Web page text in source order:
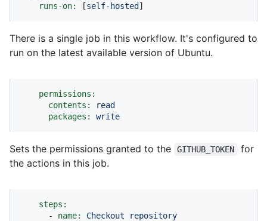
runs-on:
[self-hosted ]
There is a single job in this workflow. It's configured to
run on the latest available version of Ubuntu.
permissions:
contents:
read
packages:
write
Sets the permissions granted to the GITHUB_TOKEN
for
the actions in this job.
steps:
-
name: Checkout
repository